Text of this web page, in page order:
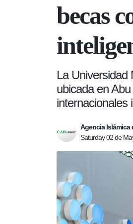
becas
La Universidad
ubicada en
internacionales
Agencia Islámica
Saturday 02 de